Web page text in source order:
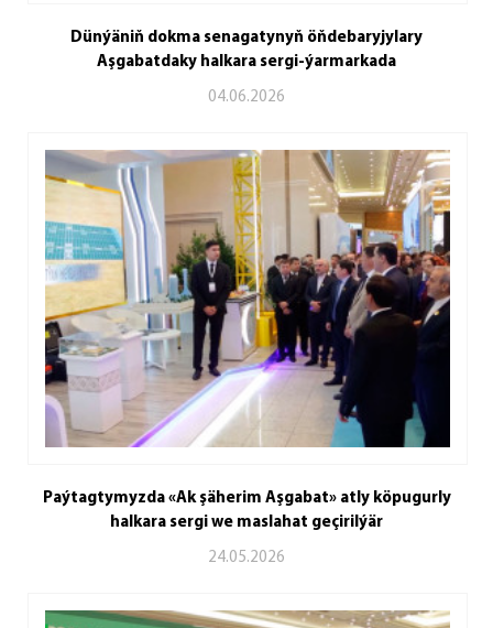
Dünýäniň dokma senagatynyň öňdebaryjylary
Aşgabatdaky halkara sergi-ýarmarkada
04.06.2026
Paýtagtymyzda «Ak şäherim Aşgabat» atly köpugurly
halkara sergi we maslahat geçirilýär
24.05.2026